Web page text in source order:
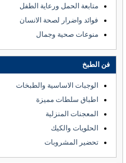
متابعة الحمل ورعاية الطفل
فوائد واضرار لصحة الانسان
منوعات صحية وجمال
فن الطبخ
الوجبات الاساسية والطبخات
اطباق سلطات مميزة
المعجنات المنزلية
الحلويات والكيك
تحضير المشروبات